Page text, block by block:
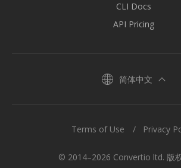
CLI Docs
API Pricing
简体中文
© 2014–2026 Convertio ltd. 版权
Terms of Use Privacy